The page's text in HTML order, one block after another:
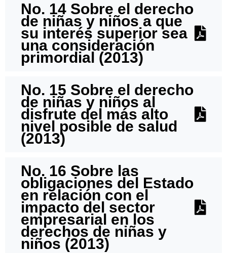
No. 14 Sobre el derecho
de niñas y niños a que
su interés superior sea
una consideración
primordial (2013)
No. 15 Sobre el derecho
de niñas y niños al
disfrute del más alto
nivel posible de salud
(2013)
No. 16 Sobre las
obligaciones del Estado
en relación con el
impacto del sector
empresarial en los
derechos de niñas y
niños (2013)